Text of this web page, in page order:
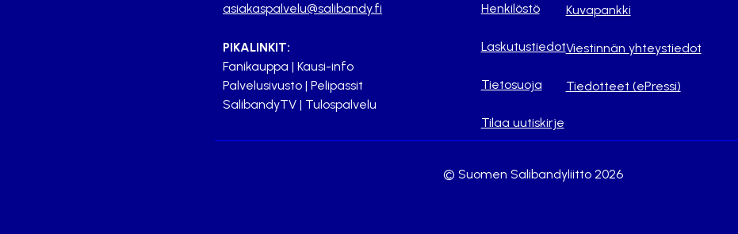
asiakaspalvelu@salibandy.fi
PIKALINKIT:
Fanikauppa | Kausi-info
Palvelusivusto | Pelipassit
SalibandyTV | Tulospalvelu
Henkilöstö
Laskutustiedot
Tietosuoja
Tilaa uutiskirje
Kuvapankki
Viestinnän yhteystiedot
Tiedotteet (ePressi)
© Suomen Salibandyliitto 2026